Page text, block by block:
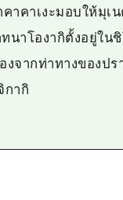
าคาเงะมอบให้มุเ
าโองากิตั้งอยู่ในชิ
จากท่าทางของปร
กากิ